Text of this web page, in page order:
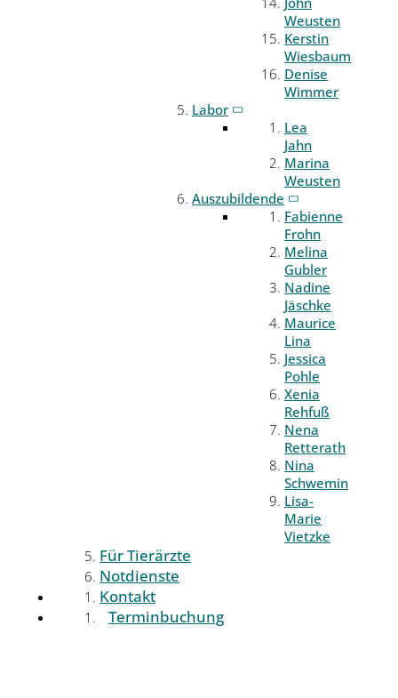
Weusten
Kerstin
Wiesbaum
Denise
Wimmer
Labor
Lea
Jahn
Marina
Weusten
Auszubildende
Fabienne
Frohn
Melina
Gubler
Nadine
Jäschke
Maurice
Lina
Jessica
Pohle
Xenia
Rehfuß
Nena
Retterath
Nina
Schwemin
Lisa-
Marie
Vietzke
Für Tierärzte
Notdienste
Kontakt
Terminbuchung